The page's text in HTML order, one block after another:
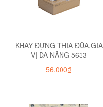
KHAY ĐỰNG THIA ĐŨA,GIA
VỊ ĐA NĂNG 5633
56.000₫